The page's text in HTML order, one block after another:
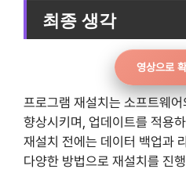
최종 생각
영상으로
프로그램 재설치는 소프트웨
향상시키며, 업데이트를 적용
재설치 전에는 데이터 백업과
다양한 방법으로 재설치를 진